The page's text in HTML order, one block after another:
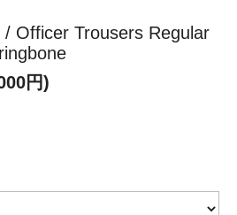
Officer Trousers Regular
円)